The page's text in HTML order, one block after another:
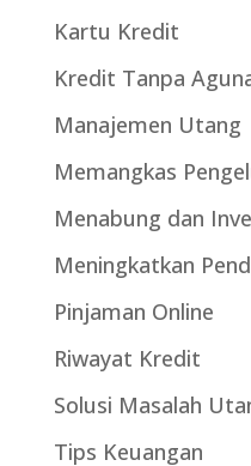
Kartu Kredit
Kredit Tanpa
Manajemen Utang
Memangkas
Menabung dan
Meningkatkan
Pinjaman Online
Riwayat Kredit
Solusi Masalah
Tips Keuangan